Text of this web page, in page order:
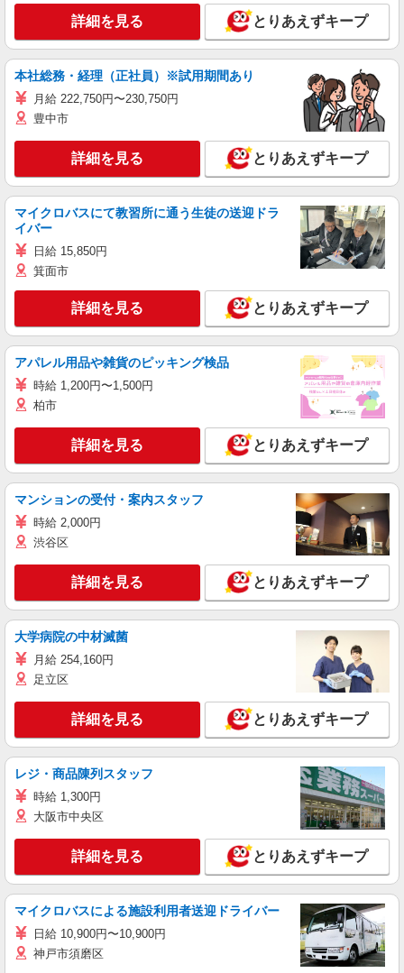
詳細を見る とりあえずキープ
本社総務・経理（正社員）※試用期間あり
月給 222,750円〜230,750円
豊中市
詳細を見る とりあえずキープ
マイクロバスにて教習所に通う生徒の送迎ドラ
イバー
日給 15,850円
箕面市
詳細を見る とりあえずキープ
アパレル用品や雑貨のピッキング検品
時給 1,200円〜1,500円
柏市
詳細を見る とりあえずキープ
マンションの受付・案内スタッフ
時給 2,000円
渋谷区
詳細を見る とりあえずキープ
大学病院の中材滅菌
月給 254,160円
足立区
詳細を見る とりあえずキープ
レジ・商品陳列スタッフ
時給 1,300円
大阪市中央区
詳細を見る とりあえずキープ
マイクロバスによる施設利用者送迎ドライバー
日給 10,900円〜10,900円
神戸市須磨区